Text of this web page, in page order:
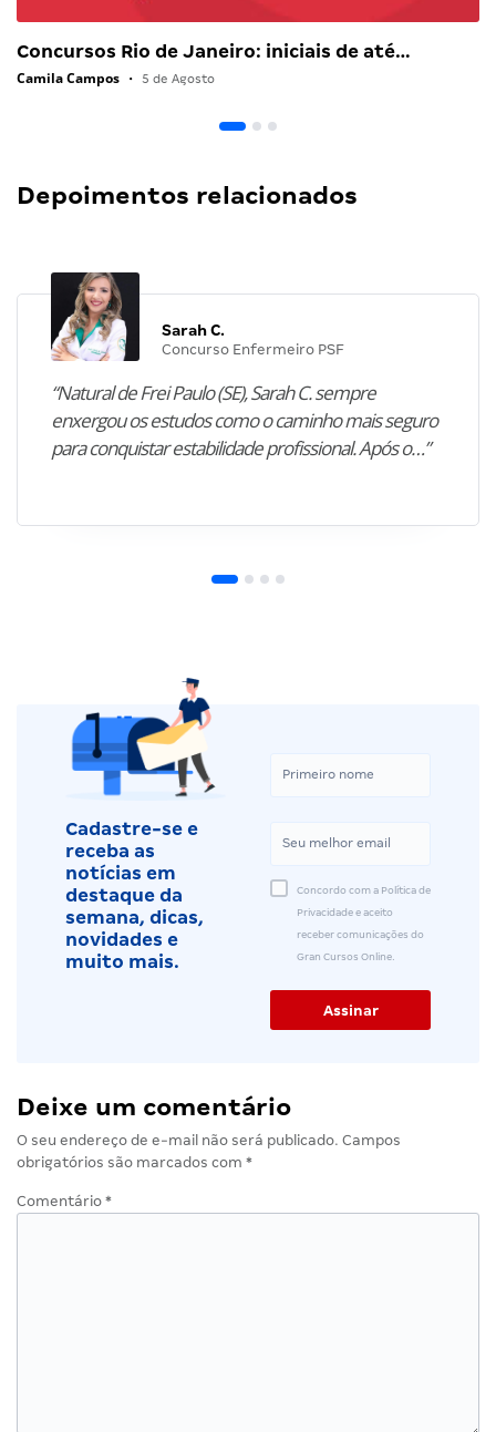
Concursos Rio de Janeiro: iniciais de até…
Camila Campos • 5 de Agosto
Depoimentos relacionados
Sarah C.
Concurso Enfermeiro PSF
“Natural de Frei Paulo (SE), Sarah C. sempre
enxergou os estudos como o caminho mais seguro
para conquistar estabilidade profissional. Após o…”
Cadastre-se e
receba as
notícias em
destaque da
semana, dicas,
novidades e
muito mais.
Concordo com a Política de
Privacidade e aceito
receber comunicações do
Gran Cursos Online.
Deixe um comentário
O seu endereço de e-mail não será publicado. Campos
obrigatórios são marcados com *
Comentário *